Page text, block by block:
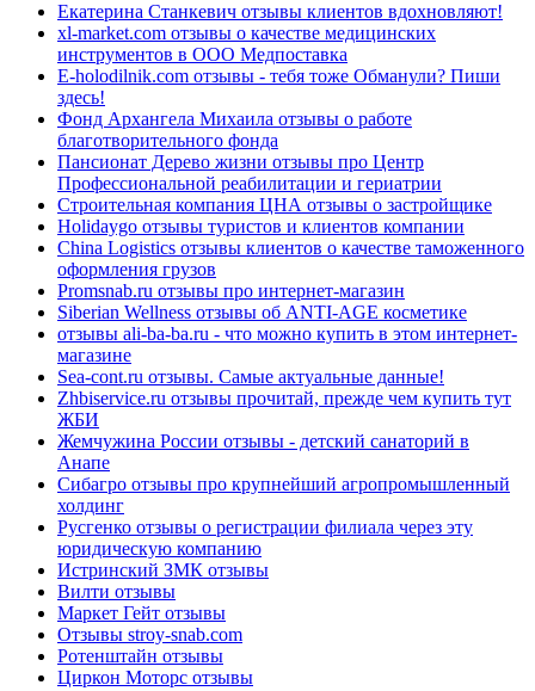
Екатерина Станкевич отзывы клиентов вдохновляют!
xl-market.com отзывы о качестве медицинских
инструментов в ООО Медпоставка
E-holodilnik.com отзывы - тебя тоже Обманули? Пиши
здесь!
Фонд Архангела Михаила отзывы о работе
благотворительного фонда
Пансионат Дерево жизни отзывы про Центр
Профессиональной реабилитации и гериатрии
Строительная компания ЦНА отзывы о застройщике
Holidaygo отзывы туристов и клиентов компании
China Logistics отзывы клиентов о качестве таможенного
оформления грузов
Promsnab.ru отзывы про интернет-магазин
Siberian Wellness отзывы об ANTI-AGE косметике
отзывы ali-ba-ba.ru - что можно купить в этом интернет-
магазине
Sea-cont.ru отзывы. Самые актуальные данные!
Zhbiservice.ru отзывы прочитай, прежде чем купить тут
ЖБИ
Жемчужина России отзывы - детский санаторий в
Анапе
Сибагро отзывы про крупнейший агропромышленный
холдинг
Русгенко отзывы о регистрации филиала через эту
юридическую компанию
Истринский ЗМК отзывы
Вилти отзывы
Маркет Гейт отзывы
Отзывы stroy-snab.com
Ротенштайн отзывы
Циркон Моторс отзывы